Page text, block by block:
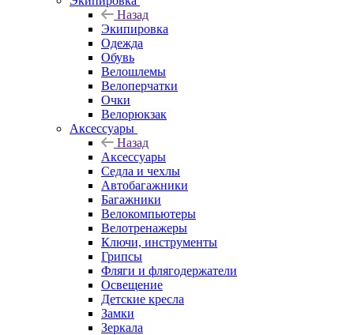
Назад
Экипировка
Одежда
Обувь
Велошлемы
Велоперчатки
Очки
Велорюкзак
Аксессуары
Назад
Аксессуары
Седла и чехлы
Автобагажники
Багажники
Велокомпьютеры
Велотренажеры
Ключи, инструменты
Грипсы
Фляги и флягодержатели
Освещение
Детские кресла
Замки
Зеркала